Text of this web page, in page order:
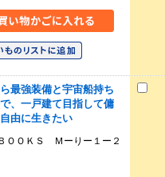
最強装備と宇宙船持ち
、一戸建て目指して傭
由に生きたい
ＯＯＫＳ Ｍーりー１ー２